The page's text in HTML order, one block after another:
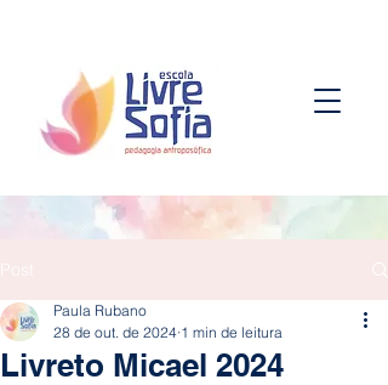
Livreto Micael 2024
Paula Rubano
28 de out. de 2024 1 min de leitura